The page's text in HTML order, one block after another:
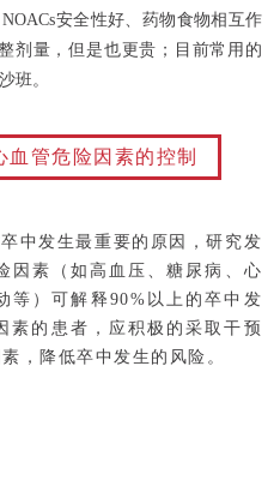
安全性好、药物食物相互作
剂量，但是也更贵；目前常用的
班。
血管危险因素的控制
中发生最重要的原因，研究发
因素（如高血压、糖尿病、心
等）可解释90%以上的卒中发
素的患者，应积极的采取干预
，降低卒中发生的风险。